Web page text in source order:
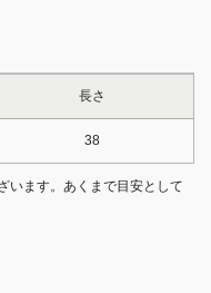
長さ
38
います。あくまで目安として